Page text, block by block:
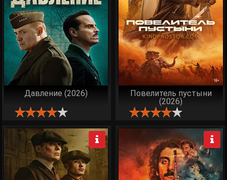
Давление (2026)
Повелитель пустыни
(2026)